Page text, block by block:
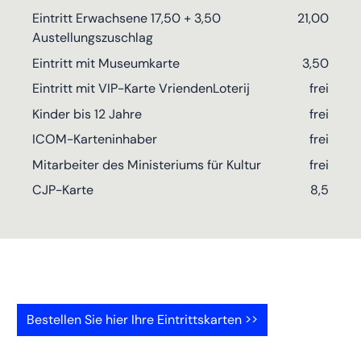
Eintritt Erwachsene 17,50 + 3,50
Austellungszuschlag
21,00
Eintritt mit Museumkarte
3,50
Eintritt mit VIP-Karte VriendenLoterij
frei
Kinder bis 12 Jahre
frei
ICOM-Karteninhaber
frei
Mitarbeiter des Ministeriums für Kultur
frei
CJP-Karte
8,5
Bestellen Sie hier Ihre Eintrittskarten >>